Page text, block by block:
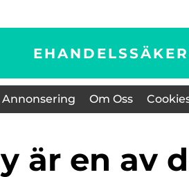
Annonsering Om Oss